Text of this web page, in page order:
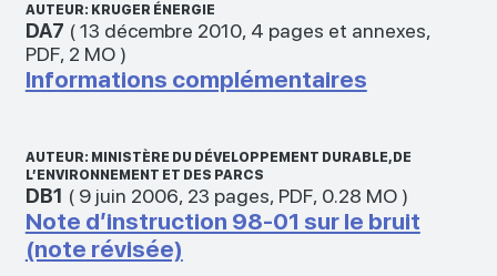
AUTEUR: KRUGER ÉNERGIE
DA7 (13 décembre 2010, 4 pages et annexes,
PDF, 2 MO)
Informations complémentaires
AUTEUR: MINISTÈRE DU DÉVELOPPEMENT DURABLE, DE
L’ENVIRONNEMENT ET DES PARCS
DB1 ( 9 juin 2006, 23 pages, PDF, 0.28 MO)
Note d’instruction 98-01 sur le bruit
(note révisée)